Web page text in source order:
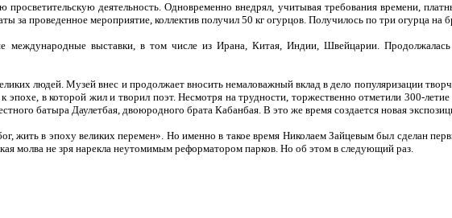
деятельность. Одновременно внедрял, учитывая требования времени,
за проведенное мероприятие, коллектив получил 50 кг огурцов. Получилось по три огурца на
международные выставки, в том числе из Ирана, Китая, Индии, Швейцарии.
людей. Музей внес и продолжает вносить немаловажный вклад в дело популяризации
эпохе, в которой жил и творил поэт. Несмотря на трудности, торжественно отметили 300-
батыра Даулетбая, двоюродного брата Кабанбая. В это же время создается новая
жить в эпоху великих перемен». Но именно в такое время Николаем Зайцевым был сделан
молва не зря нарекла неутомимым реформатором парков. Но об этом в следующий раз.